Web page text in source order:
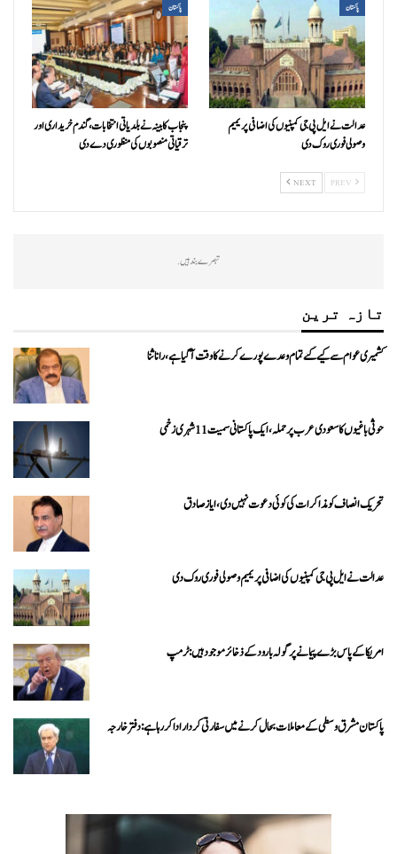
پاکستان
عدالت نے ایل پی جی کمپنیوں کی اضافی پریمیم
وصولی فوری روک دی
پاکستان
پنجاب کابینہ نے بلدیاتی انتخابات، گندم خریداری اور
ترقیاتی منصوبوں کی منظوری دے دی
NEXT
تبصرے بند ہیں.
تازہ ترین
کشمیری عوام سے کیے گئے تمام وعدے پورے کرنے کا وقت آ گیا ہے، رانا ثنا
حوثی باغیوں کا سعودی عرب پر حملہ، ایک پاکستانی سمیت 11 شہری زخمی
تحریک انصاف کو مذاکرات کی کوئی دعوت نہیں دی، ایاز صادق
عدالت نے ایل پی جی کمپنیوں کی اضافی پریمیم وصولی فوری روک دی
امریکا کے پاس بڑے پیمانے پر گولہ بارود کے ذخائر موجود ہیں: ٹرمپ
پاکستان مشرق وسطی کے معاملات بحال کرنے میں سفارتی کردار ادا کررہا ہے: دفتر خارجہ